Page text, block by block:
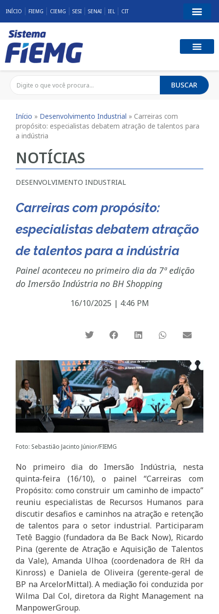
INÍCIO FIEMG CIEMG SESI SENAI IEL CIT
BUSCAR
Início » Desenvolvimento Industrial » Carreiras com
propósito: especialistas debatem atração de talentos para
a indústria
NOTÍCIAS
DESENVOLVIMENTO INDUSTRIAL
Carreiras com propósito:
especialistas debatem atração
de talentos para a indústria
Painel aconteceu no primeiro dia da 7ª edição
do Imersão Indústria no BH Shopping
16/10/2025 | 4:46 PM
Foto: Sebastião Jacinto Júnior/FIEMG
No primeiro dia do Imersão Indústria, nesta
quinta-feira (16/10), o painel “Carreiras com
Propósito: como construir um caminho de impacto”
reuniu especialistas de Recursos Humanos para
discutir desafios e caminhos na atração e retenção
de talentos para o setor industrial. Participaram
Tetê Baggio (fundadora da Be Back Now), Ricardo
Pina (gerente de Atração e Aquisição de Talentos
da Vale), Amanda Ulhoa (coordenadora de RH da
Kinross) e Daniela de Oliveira (gerente-geral de
BP na ArcelorMittal). A mediação foi conduzida por
Wilma Dal Col, diretora da Right Management na
ManpowerGroup.